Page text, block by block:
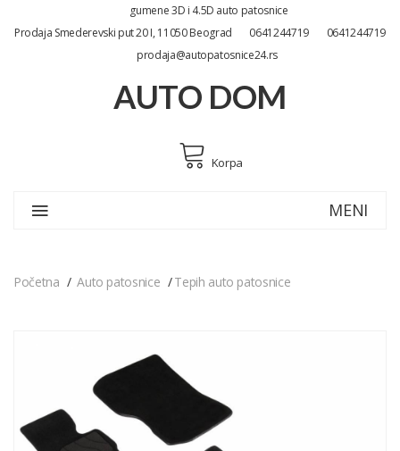
gumene 3D i 4.5D auto patosnice
Prodaja Smederevski put 20 I, 11050 Beograd
0641244719
0641244719
prodaja@autopatosnice24.rs
AUTO DOM
Korpa
MENI
Početna Auto patosnice Tepih auto patosnice